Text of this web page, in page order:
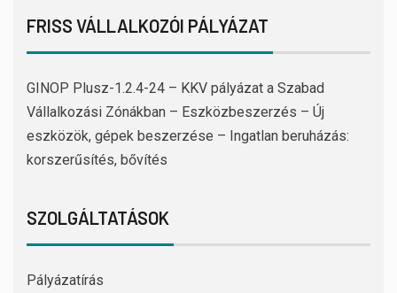
FRISS VÁLLALKOZÓI PÁLYÁZAT
GINOP Plusz-1.2.4-24 – KKV pályázat a Szabad
Vállalkozási Zónákban – Eszközbeszerzés – Új
eszközök, gépek beszerzése – Ingatlan beruházás:
korszerűsítés, bővítés
SZOLGÁLTATÁSOK
Pályázatírás